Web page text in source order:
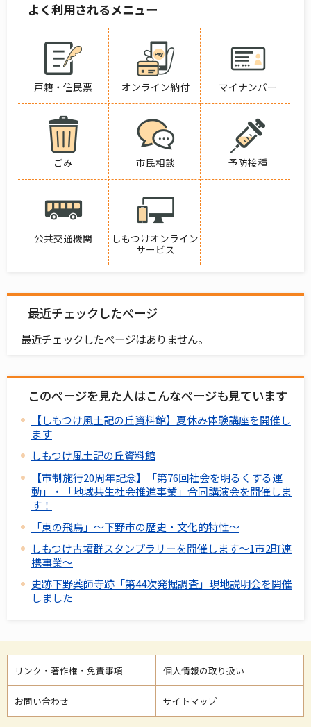
よく利用されるメニュー
戸籍・住民票 オンライン納付 マイナンバー
ごみ 市民相談 予防接種
公共交通機関
しもつけオンライン
サービス
最近チェックしたページ
最近チェックしたページはありません。
このページを見た人はこんなページも見ています
【しもつけ風土記の丘資料館】夏休み体験講座を開催し
ます
しもつけ風土記の丘資料館
【市制施行20周年記念】「第76回社会を明るくする運
動」・「地域共生社会推進事業」合同講演会を開催しま
す！
「東の飛鳥」～下野市の歴史・文化的特性～
しもつけ古墳群スタンプラリーを開催します～1市2町連
携事業～
史跡下野薬師寺跡「第44次発掘調査」現地説明会を開催
しました
リンク・著作権・免責事項 個人情報の取り扱い
お問い合わせ サイトマップ